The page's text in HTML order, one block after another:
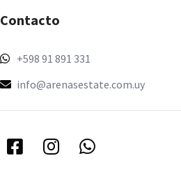
Contacto
+598 91 891 331
info@arenasestate.com.uy